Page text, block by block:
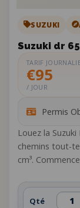
SUZUKI
Suzuki dr
TARIF
€95
/ JOUR
Permis
Louez la
chemins tout-
cm³.
Qté